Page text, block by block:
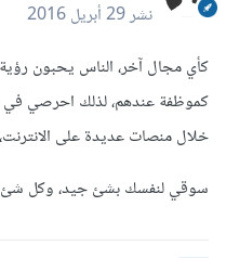
نشر29 أبريل 2016
كأي مجال آخر، الناس يحبون
كموظفة عندهم، لذلك احرصي في
خلال منصات عديدة على
سوقي لنفسك بشئ جيد، وكل شئ